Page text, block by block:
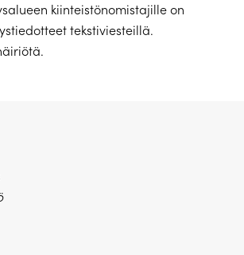
kiinteistönomistajille on
tekstiviesteillä.